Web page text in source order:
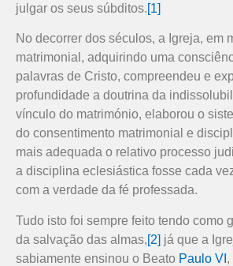
julgar os seus súbditos.[1]
No decorrer dos séculos, a Igreja, em
matrimonial, adquirindo uma
palavras de Cristo, compreendeu e
profundidade a doutrina da
vínculo do matrimónio, elaborou o
do consentimento matrimonial e
mais adequada o relativo processo
a disciplina eclesiástica fosse cada
com a verdade da fé professada.
Tudo isto foi sempre feito tendo como
da salvação das almas,[2] já que a
sabiamente ensinou o Beato Paulo VI ,